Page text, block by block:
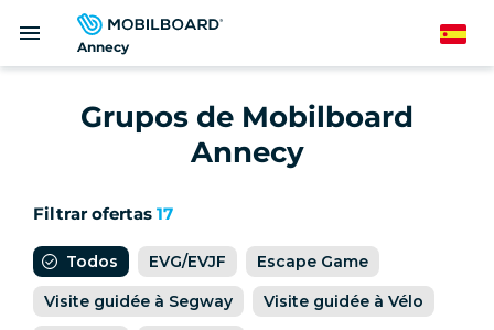
Annecy
menu Spanish
Grupos de Mobilboard
Annecy
Filtrar ofertas 17
Todos EVG/EVJF
Escape Game
Visite guidée à Segway
Visite guidée à Vélo